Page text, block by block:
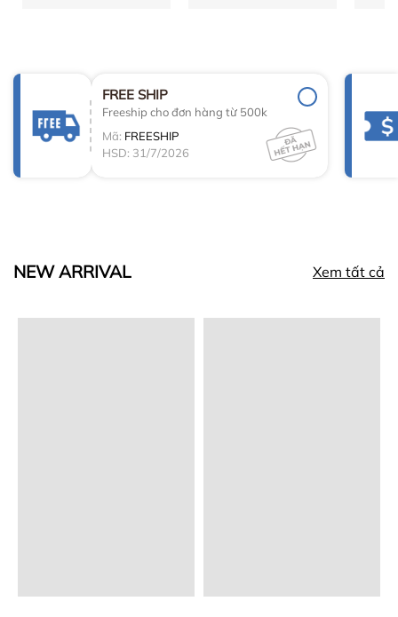
FREE SHIP
Freeship cho đơn hàng từ 500k
Mã: FREESHIP
HSD: 31/7/2026
NEW ARRIVAL Xem tất cả